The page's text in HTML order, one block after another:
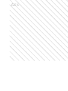
Ads